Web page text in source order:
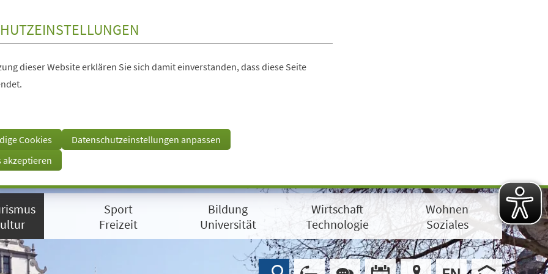
dieser Website erklären Sie sich damit einverstanden, dass diese Seite
Cookies
Datenschutzeinstellungen anpassen
akzeptieren
Sport
Freizeit
Bildung
Universität
Wirtschaft
Technologie
Wohnen
Soziales